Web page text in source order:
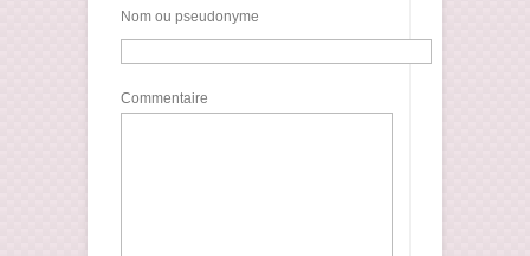
Nom ou pseudonyme
Commentaire